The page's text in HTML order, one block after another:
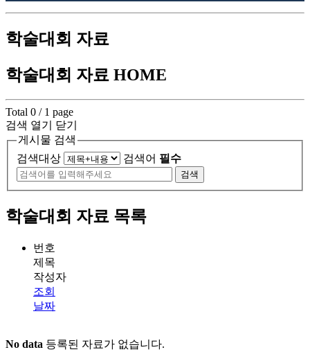
학술대회 자료
학술대회 자료 HOME
Total 0 /1 page
검색 열기 닫기
게시물 검색
검색대상
검색어 필수
검색
학술대회 자료 목록
번호
제목
작성자
조회
날짜
No data 등록된 자료가 없습니다.